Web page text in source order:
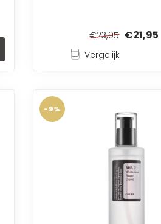
€23,95 €21,95
Vergelijk
-9%